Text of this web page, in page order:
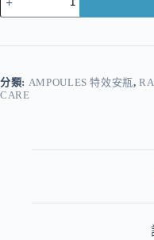
r
n
分類: AMPOULES 特效安瓶,
CARE